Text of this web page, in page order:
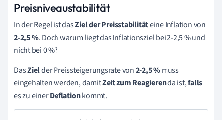
Preisniveaustabilität
In der Regel ist dasZiel der Preisstabilitäteine Inflation von
2-2,5 %. Doch warum liegt das Inflationsziel bei 2-2,5 % und
nicht bei 0 %?
DasZielder Preissteigerungsrate von2-2,5 %muss
eingehalten werden, damitZeit zum Reagierenda ist,falls
es zu einerDeflationkommt.